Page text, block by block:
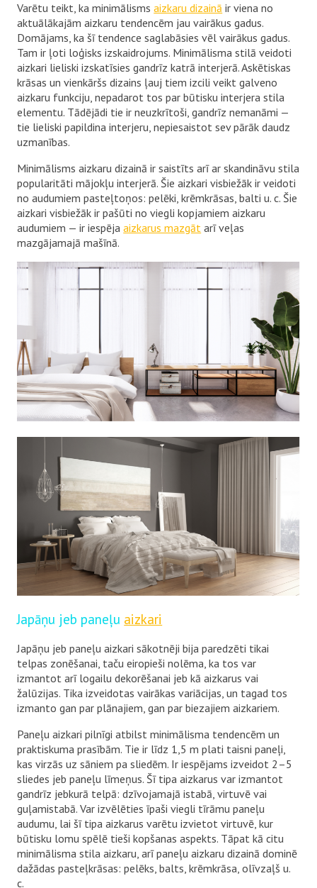
Varētu teikt, ka minimālismsaizkaru dizainā ir viena no
aktuālākajām aizkaru tendencēm jau vairākus gadus.
Domājams, ka šī tendence saglabāsies vēl vairākus gadus.
Tam ir ļoti loģisks izskaidrojums. Minimālisma stilā veidoti
aizkari lieliski izskatīsies gandrīz katrā interjerā. Askētiskas
krāsas un vienkāršs dizains ļauj tiem izcili veikt galveno
aizkaru funkciju, nepadarot tos par būtisku interjera stila
elementu. Tādējādi tie ir neuzkrītoši, gandrīz nemanāmi —
tie lieliski papildina interjeru, nepiesaistot sev pārāk daudz
uzmanības.
Minimālisms aizkaru dizainā ir saistīts arī ar skandināvu stila
popularitāti mājokļu interjerā. Šie aizkari visbiežāk ir veidoti
no audumiem pasteļtoņos: pelēki, krēmkrāsas, balti u. c. Šie
aizkari visbiežāk ir pašūti no viegli kopjamiem aizkaru
audumiem — ir iespējaaizkarus mazgāt arī veļas
mazgājamajā mašīnā.
Japāņu jeb paneļu aizkari
Japāņu jeb paneļu aizkari sākotnēji bija paredzēti tikai
telpas zonēšanai, taču eiropieši nolēma, ka tos var
izmantot arī logailu dekorēšanai jeb kā aizkarus vai
žalūzijas. Tika izveidotas vairākas variācijas, un tagad tos
izmanto gan par plānajiem, gan par biezajiem aizkariem.
Paneļu aizkari pilnīgi atbilst minimālisma tendencēm un
praktiskuma prasībām. Tie ir līdz 1,5 m plati taisni paneļi,
kas virzās uz sāniem pa sliedēm. Ir iespējams izveidot 2–5
sliedes jeb paneļu līmeņus. Šī tipa aizkarus var izmantot
gandrīz jebkurā telpā: dzīvojamajā istabā, virtuvē vai
guļamistabā. Var izvēlēties īpaši viegli tīrāmu paneļu
audumu, lai šī tipa aizkarus varētu izvietot virtuvē, kur
būtisku lomu spēlē tieši kopšanas aspekts. Tāpat kā citu
minimālisma stila aizkaru, arī paneļu aizkaru dizainā dominē
dažādas pasteļkrāsas: pelēks, balts, krēmkrāsa, olīvzaļš u.
c.